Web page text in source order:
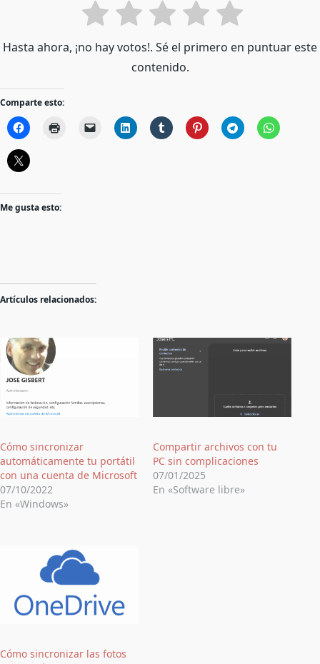
Hasta ahora, ¡no hay votos!. Sé el primero en puntuar este
contenido.
Comparte esto:
Me gusta esto:
Artículos relacionados:
Cómo sincronizar
automáticamente tu portátil
con una cuenta de Microsoft
07/10/2022
En «Windows»
Compartir archivos con tu
PC sin complicaciones
07/01/2025
En «Software libre»
Cómo sincronizar las fotos